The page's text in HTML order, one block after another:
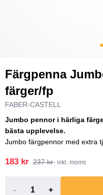
Färgpenna
färger/fp
FABER-CASTELL
Jumbo pennor i härliga
bästa upplevelse.
Jumbo färgpennor med extra
183 kr 237 kr inkl. moms
- +